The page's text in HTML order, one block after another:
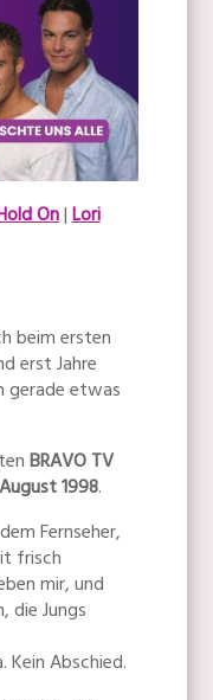
On|Lori
beim ersten
erst Jahre
gerade etwas
BRAVO TV
1998.
Fernseher,
frisch
mir, und
die Jungs
Kein Abschied.